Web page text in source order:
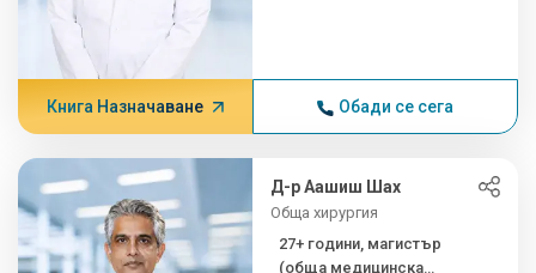
Книга Назначаване Обади се сега
Д-р Аашиш Шах
Обща хирургия
27+ години, магистър
(обща медицинска